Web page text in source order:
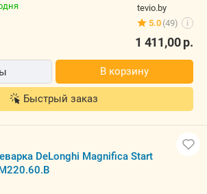
tevio.by
5.0 (49) i
1 411,00р.
В корзину
Быстрый заказ
DeLonghi Magnifica Start